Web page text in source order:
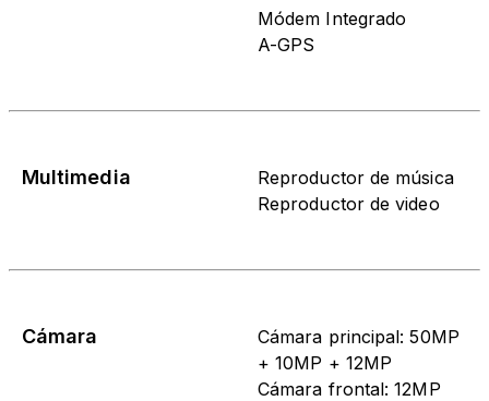
Módem Integrado
A-GPS
Multimedia
Reproductor de música
Reproductor de video
Cámara
Cámara principal: 50MP
+ 10MP + 12MP
Cámara frontal: 12MP